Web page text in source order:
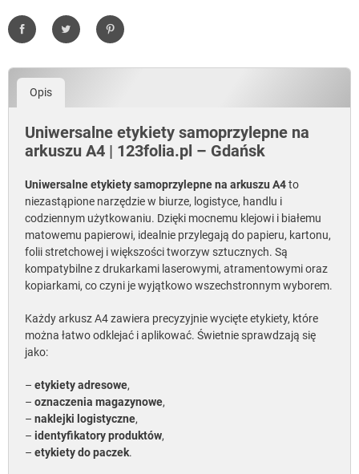
UdostępnijTweetujPinterest
Opis
Uniwersalne etykiety samoprzylepne na
arkuszu A4 | 123folia.pl – Gdańsk
Uniwersalne etykiety samoprzylepne na arkuszu A4to
niezastąpione narzędzie w biurze, logistyce, handlu i
codziennym użytkowaniu. Dzięki mocnemu klejowi i białemu
matowemu papierowi, idealnie przylegają do papieru, kartonu,
folii stretchowej i większości tworzyw sztucznych. Są
kompatybilne z drukarkami laserowymi, atramentowymi oraz
kopiarkami, co czyni je wyjątkowo wszechstronnym wyborem.
Każdy arkusz A4 zawiera precyzyjnie wycięte etykiety, które
można łatwo odklejać i aplikować. Świetnie sprawdzają się
jako:
– etykiety adresowe,
– oznaczenia magazynowe,
– naklejki logistyczne,
– identyfikatory produktów,
– etykiety do paczek.